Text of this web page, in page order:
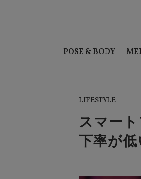
POSE & BODY
LIFESTYLE
スマー
下率が